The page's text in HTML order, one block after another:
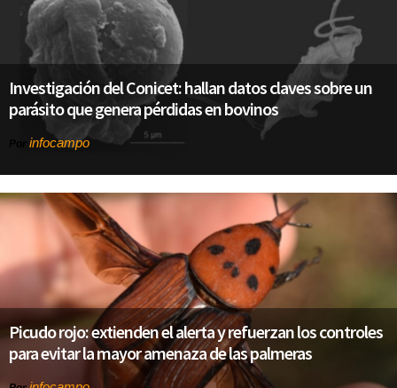
Investigación del Conicet: hallan datos claves sobre un
parásito que genera pérdidas en bovinos
infocampo
Picudo rojo: extienden el alerta y refuerzan los controles
para evitar la mayor amenaza de las palmeras